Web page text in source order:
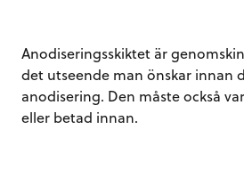
Anodiseringsskiktet är
det utseende man önskar innan
anodisering. Den måste också
eller betad innan.